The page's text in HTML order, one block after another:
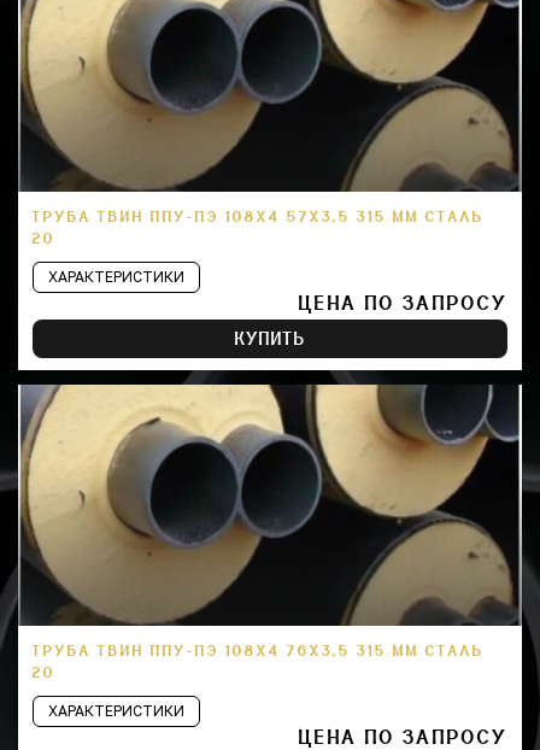
ТРУБА ТВИН ППУ-ПЭ 108Х4 57Х3,5 315 ММ СТАЛЬ
20
ХАРАКТЕРИСТИКИ
ЦЕНА ПО ЗАПРОСУ
КУПИТЬ
ТРУБА ТВИН ППУ-ПЭ 108Х4 76Х3,5 315 ММ СТАЛЬ
20
ХАРАКТЕРИСТИКИ
ЦЕНА ПО ЗАПРОСУ